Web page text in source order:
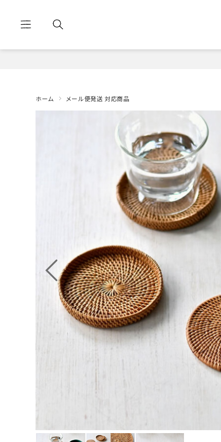
ホーム メール便発送 対応商品